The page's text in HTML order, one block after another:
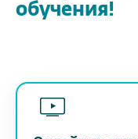
обучения!